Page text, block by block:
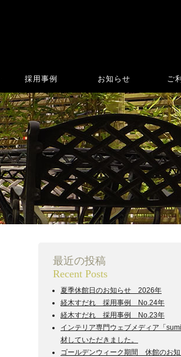
採用事例 お知らせ ご
最近の投稿
Recent Posts
夏季休館日のお知らせ 2026年
経木すだれ 採用事例 No.24年
経木すだれ 採用事例 No.23年
インテリア専門ウェブメディア「
材していただきました。
ゴールデンウィーク期間 休館のお